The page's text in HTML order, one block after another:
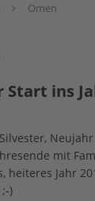
[ 5. Juni 2023
[ 24. März
[ 12. Juni
Jucken auf
Omen
Start ins
mit
heiteres Jahr
)